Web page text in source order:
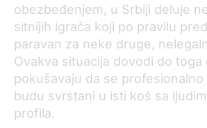
obezbeđenjem, u Srbiji deluje
sitnijih igrača koji po pravilu
paravan za neke druge,
Ovakva situacija dovodi do toga
pokušavaju da se profesionalno
budu svrstani u isti koš sa
profila.